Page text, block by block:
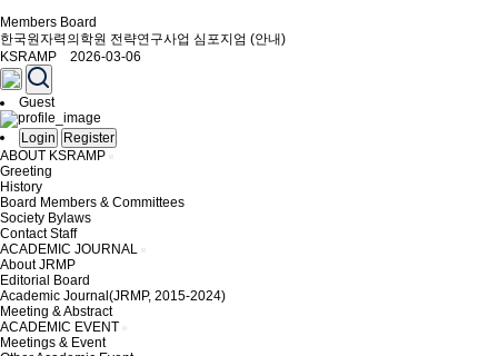
Members Board
한국원자력의학원 전략연구사업 심포지엄 (안내)
KSRAMP 2026-03-06
Guest
Login
Register
ABOUT KSRAMP
Greeting
History
Board Members & Committees
Society Bylaws
Contact Staff
ACADEMIC JOURNAL
About JRMP
Editorial Board
Academic Journal(JRMP, 2015-2024)
Meeting & Abstract
ACADEMIC EVENT
Meetings & Event